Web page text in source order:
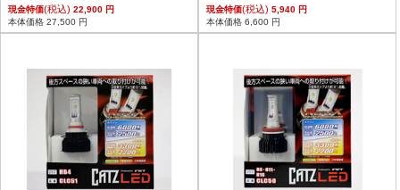
現金特価(税込) 22,900 円
本体価格 27,500 円
現金特価(税込) 5,940 円
本体価格 6,600 円